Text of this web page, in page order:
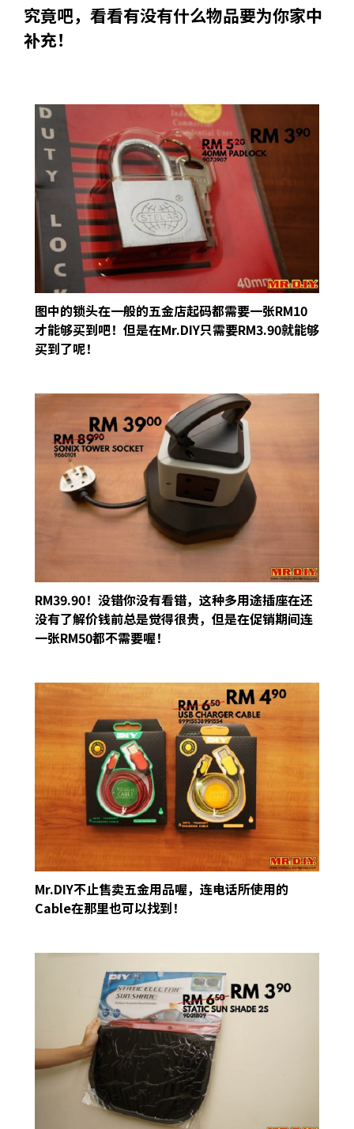
究竟吧，看看有没有什么物品要为你家中
补充！
图中的锁头在一般的五金店起码都需要一张RM10
才能够买到吧！但是在Mr.DIY只需要RM3.90就能够
买到了呢！
RM39.90！没错你没有看错，这种多用途插座在还
没有了解价钱前总是觉得很贵，但是在促销期间连
一张RM50都不需要喔！
Mr.DIY不止售卖五金用品喔，连电话所使用的
Cable在那里也可以找到！